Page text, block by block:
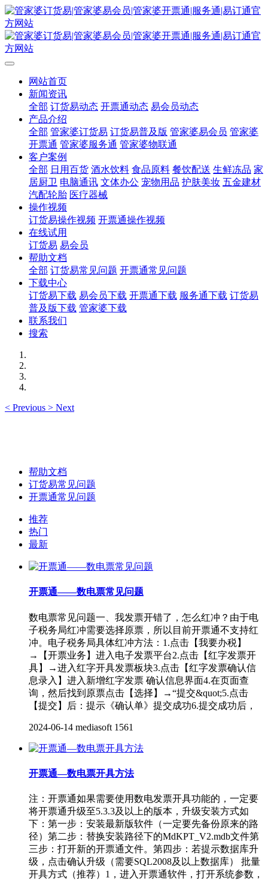
网站首页
新闻资讯
全部 订货易动态 开票通动态 易会员动态
产品介绍
全部 管家婆订货易 订货易普及版 管家婆易会员 管家婆
开票通 管家婆服务通 管家婆物联通
客户案例
全部 日用百货 酒水饮料 食品原料 餐饮配送 生鲜冻品 家
居厨卫 电脑通讯 文体办公 宠物用品 护肤美妆 五金建材
汽配轮胎 医疗器械
操作视频
订货易操作视频 开票通操作视频
在线试用
订货易 易会员
帮助文档
全部 订货易常见问题 开票通常见问题
下载中心
订货易下载 易会员下载 开票通下载 服务通下载 订货易
普及版下载 管家婆下载
联系我们
搜索
< Previous > Next
帮助文档
订货易常见问题
开票通常见问题
推荐
热门
最新
开票通——数电票常见问题
数电票常见问题一、我发票开错了，怎么红冲？由于电
子税务局红冲需要选择原票，所以目前开票通不支持红
冲。电子税务局具体红冲方法：1.点击【我要办税】
→【开票业务】进入电子发票平台2.点击【红字发票开
具】→进入红字开具发票板块3.点击【红字发票确认信
息录入】进入新增红字发票 确认信息界面4.在页面查
询，然后找到原票点击【选择】→“提交&quot;5.点击
【提交】后：提示《确认单》提交成功6.提交成功后，
2024-06-14 mediasoft 1561
开票通—数电票开具方法
注：开票通如果需要使用数电发票开具功能的，一定要
将开票通升级至5.3.3及以上的版本，升级安装方式如
下：第一步：安装最新版软件（一定要先备份原来的路
径）第二步：替换安装路径下的MdKPT_V2.mdb文件第
三步：打开新的开票通文件。第四步：若提示数据库升
级，点击确认升级（需要SQL2008及以上数据库） 批量
开具方式（推荐）1，进入开票通软件，打开系统参数，